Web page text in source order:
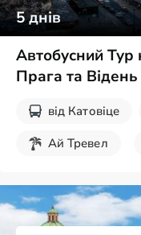
5днів
Автобусний Тур
Прага та
від Катовіце
Ай Тревел
Великдень